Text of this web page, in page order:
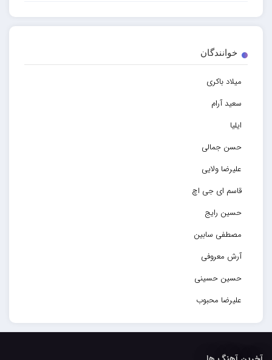
خوانندگان
میلاد باکری
سعید آرام
ایلیا
حسن جمالی
علیرضا ولایی
قاسم ای جی اچ
حسین رایج
مصطفی سابین
آرش معروفی
حسین حسینی
علیرضا محبوب
حسین حصارکی